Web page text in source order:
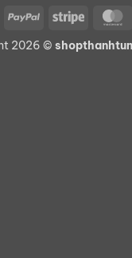
Visa PayPal Stripe
2026 ©